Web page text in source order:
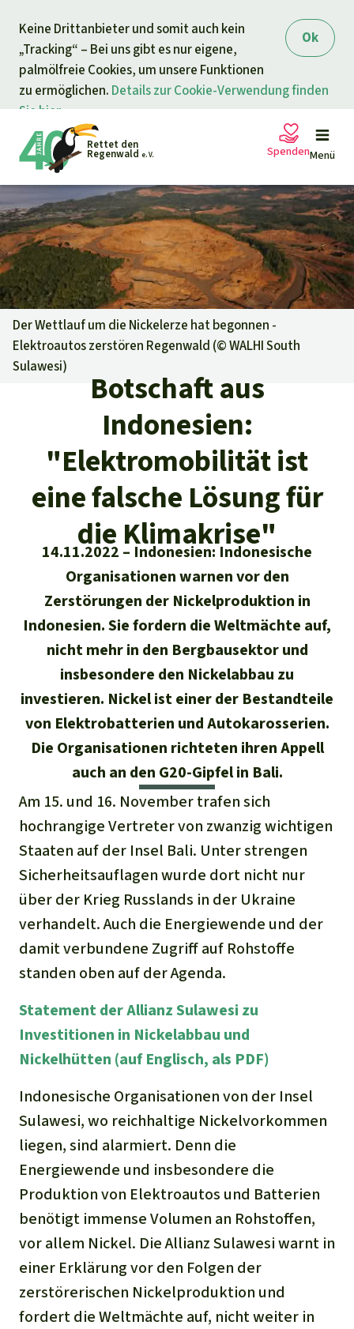
Ok
Keine Drittanbieter und somit auch kein
„Tracking“ – Bei uns gibt es nur eigene,
palmölfreie Cookies, um unsere Funktionen
zu ermöglichen. Details zur Cookie-Verwendung finden
Sie hier.
springen
Rettet den
Regenwald e. V. Menü
Petitionen
Projekte
Informieren
Aktuelles
Erfolge
Alle News
Kids
Newsletter­anmeldung
Unsere Themen
Der Regenwald
Klima
Schutzgebiete
Palmöl
Biokraftstoff
Tropenholz
Aluminium
Gold
Fleisch und Soja
Landraub
Wilderei
Staudämme
Zement und Beton
Regenwald Report
Aktuelle Ausgabe
01/2026
04/2025
03/2025
02/2025
01/2025
Ältere Ausgaben
Erfolge
Shop
Überuns
Über uns
Der Verein
40 Jahre Vereins­geschichte
Häufige Fragen
Jahresberichte
Kontakt
Transparenz
Medien
Presse
Presse-Echo
Widget einbinden
Banner einbinden
Freianzeigen
Suche
Deutsch
English
Español
Français
Italiano
Português
Indonesia
Spenden
Ihre Spende hilft
Allgemeine Spende
Dringender Spendenaufruf
Regenwald-Urkunden
Fragen & Antworten
Spendenkonto
Rettet den
Regenwald e. V.
DE114306 09672025 054100
GENODEM1GLS
GLS Bank
IBAN kopieren
Spenden für ein Thema
Tierschutz
Waldschutz
Schutz von Indigenen
Spenden für eine Region
Südostasien
Afrika
Lateinamerika
Der Wettlauf um die Nickelerze hat begonnen -
Elektroautos zerstören Regenwald (©WALHI South
Sulawesi)
Botschaft aus
Indonesien:
"Elektromobilität ist
eine falsche Lösung für
die Klimakrise"
14.11.2022
Indonesien: Indonesische
Organisationen warnen vor den
Zerstörungen der Nickelproduktion in
Indonesien. Sie fordern die Weltmächte auf,
nicht mehr in den Bergbausektor und
insbesondere den Nickelabbau zu
investieren. Nickel ist einer der Bestandteile
von Elektrobatterien und Autokarosserien.
Die Organisationen richteten ihren Appell
auch an den G20-Gipfel in Bali.
Am 15. und 16. November trafen sich
hochrangige Vertreter von zwanzig wichtigen
Staaten auf der Insel Bali. Unter strengen
Sicherheitsauflagen wurde dort nicht nur
über der Krieg Russlands in der Ukraine
verhandelt. Auch die Energiewende und der
damit verbundene Zugriff auf Rohstoffe
standen oben auf der Agenda.
Statement der Allianz Sulawesi zu
Investitionen in Nickelabbau und
Nickelhütten (auf Englisch, als PDF)
Indonesische Organisationen von der Insel
Sulawesi, wo reichhaltige Nickelvorkommen
liegen, sind alarmiert. Denn die
Energiewende und insbesondere die
Produktion von Elektroautos und Batterien
benötigt immense Volumen an Rohstoffen,
vor allem Nickel. Die Allianz Sulawesi warnt in
einer Erklärung vor den Folgen der
zerstörerischen Nickelproduktion und
fordert die Weltmächte auf, nicht weiter in